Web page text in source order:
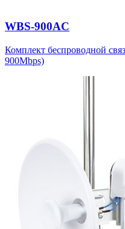
WBS-900AC
Комплект беспроводной
900Mbps)